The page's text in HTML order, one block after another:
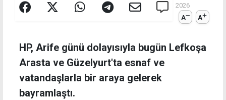
2026
A
A
HP, Arife günü dolayısıyla bugün Lefkoşa
Arasta ve Güzelyurt'ta esnaf ve
vatandaşlarla bir araya gelerek
bayramlaştı.